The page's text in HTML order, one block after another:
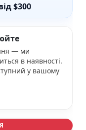
$300
— ми
в наявності.
у вашому